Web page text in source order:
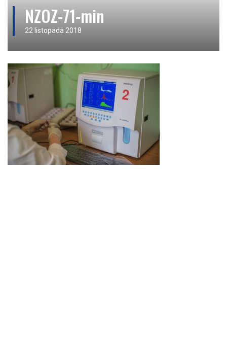
NZOZ-71-min
22 listopada 2018